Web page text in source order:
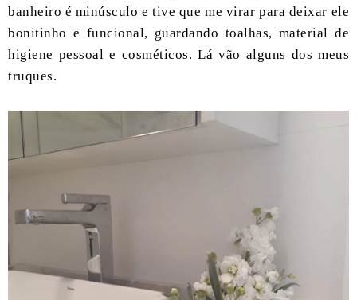
banheiro é minúsculo e tive que me virar para deixar ele
bonitinho e funcional, guardando toalhas, material de
higiene pessoal e cosméticos. Lá vão alguns dos meus
truques.